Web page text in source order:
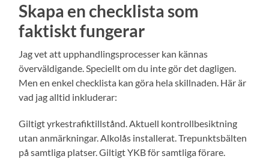
Skapa en checklista som
faktiskt fungerar
Jag vet att upphandlingsprocesser kan kännas
överväldigande. Speciellt om du inte gör det dagligen.
Men en enkel checklista kan göra hela skillnaden. Här är
vad jag alltid inkluderar:
Giltigt yrkestrafiktillstånd. Aktuell kontrollbesiktning
utan anmärkningar. Alkolås installerat. Trepunktsbälten
på samtliga platser. Giltigt YKB för samtliga förare.